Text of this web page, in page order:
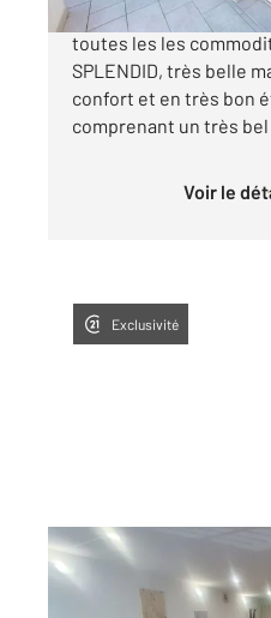
Au centre ville de Dax,
toutes les les
SPLENDID, très belle
confort et en très bon
comprenant un très bel
Voir le
Exclusivité
DAX 40
84,75 m
, 3 pièces
Ref : 25255